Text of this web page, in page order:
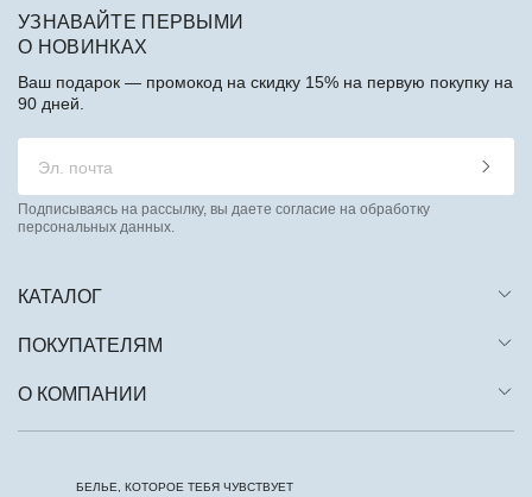
КАТАЛОГ
ПОКУПАТЕЛЯМ
О КОМПАНИИ
УЗНАВАЙТЕ ПЕРВЫМИ
О НОВИНКАХ
Ваш подарок — промокод на скидку 15% на первую покупку на
90 дней.
Подписываясь на рассылку, вы даете согласие на обработку
персональных данных.
БЕЛЬЕ, КОТОРОЕ ТЕБЯ ЧУВСТВУЕТ